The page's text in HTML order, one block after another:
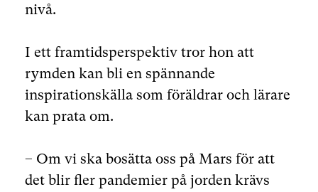
nivå.
I ett framtidsperspektiv tror hon att
rymden kan bli en spännande
inspirationskälla som föräldrar och lärare
kan prata om.
– Om vi ska bosätta oss på Mars för att
det blir fler pandemier på jorden krävs